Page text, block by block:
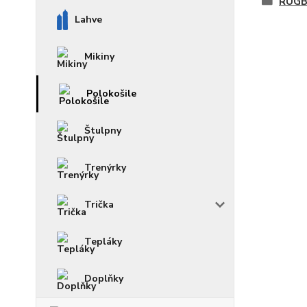
Lahve
Mikiny
Polokošile
Štulpny
Trenýrky
Trička
Tepláky
Doplňky